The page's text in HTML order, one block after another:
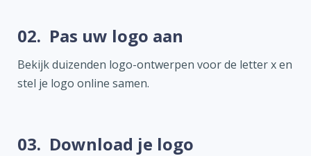
02. Pas uw logo aan
Bekijk duizenden logo-ontwerpen voor de letter x en
stel je logo online samen.
03. Download je logo